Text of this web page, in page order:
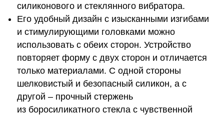
силиконового и стеклянного вибратора.
Его удобный дизайн с изысканными изгибами
и стимулирующими головками можно
использовать с обеих сторон. Устройство
повторяет форму с двух сторон и отличается
только материалами. С одной стороны
шелковистый и безопасный силикон, а с
другой – прочный стержень
из боросиликатного стекла с чувственной